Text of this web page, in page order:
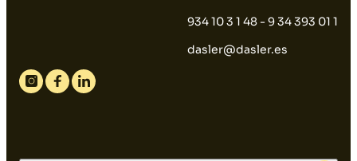
934 10 3 1 48 - 9 34 393 01 1
dasler@dasler.es
Instagram
FacebookLinkedin